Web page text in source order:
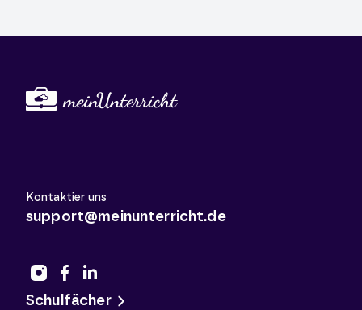
Kontaktier uns
support@meinunterricht.de
Schulfächer